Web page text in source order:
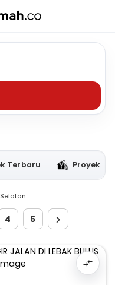
Terbaru Proyek
4 5